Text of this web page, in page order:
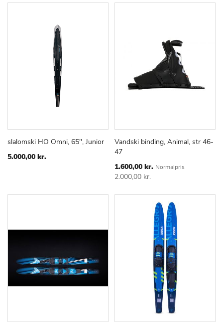
Læg i kurv
TILFØJ
SAMMENLIGN
slalomski HO Omni, 65", Junior
5.000,00 kr.
Læg i kurv
TILFØJ
ØNSKE
Vandski binding, Animal, str 46-
47
Special
Price
1.600,00 kr. Normalpris
2.000,00 kr.